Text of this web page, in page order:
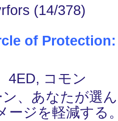
(14/378)
of
コモン
、あなたが選
ージを軽減する